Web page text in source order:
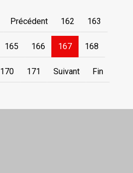
Précédent 162 163
165 166 167 168
170 171 Suivant Fin